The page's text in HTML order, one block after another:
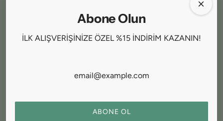
İptal ve İade Koşulları
Ödeme ve Teslimat
Mesafeli Satış Sözleşmesi
Abone Olun
Abone Olun
İLK ALIŞVERİŞİNİZE ÖZEL %15 İNDİRİM KAZANIN!
ABONE OL